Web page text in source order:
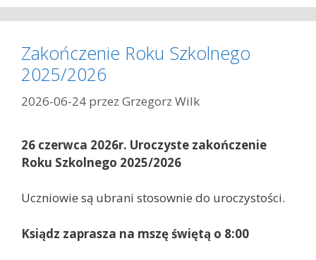
t
e
g
o
r
i
Zakończenie Roku Szkolnego
2025/2026
2026-06-24 przez Grzegorz Wilk
26 czerwca 2026r. Uroczyste zakończenie
Roku Szkolnego 2025/2026
Uczniowie są ubrani stosownie do uroczystości.
Ksiądz zaprasza na mszę świętą o 8:00